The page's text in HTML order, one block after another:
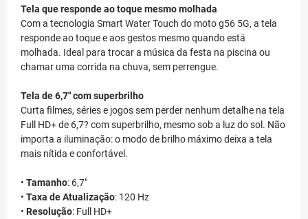
Tela que responde ao toque mesmo molhada
Com a tecnologia Smart Water Touch do moto g56 5G, a tela
responde ao toque e aos gestos mesmo quando está
molhada. Ideal para trocar a música da festa na piscina ou
chamar uma corrida na chuva, sem perrengue.
Tela de 6,7" com superbrilho
Curta filmes, séries e jogos sem perder nenhum detalhe na tela
Full HD+ de 6,7? com superbrilho, mesmo sob a luz do sol. Não
importa a iluminação: o modo de brilho máximo deixa a tela
mais nítida e confortável.
• Tamanho: 6,7"
• Taxa de Atualização: 120 Hz
• Resolução: Full HD+